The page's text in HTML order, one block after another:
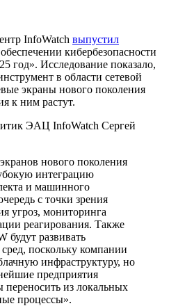
InfoWatch выпустил
кибербезопасности
год». Исследование показало,
в области сетевой
экраны нового поколения
к ним растут.
ЭАЦ InfoWatch Сергей
нового поколения
интеграцию
и машинного
с точки зрения
угроз, мониторинга
реагирования. Также
развивать
поскольку компании
инфраструктуру, но
предприятия
переносить из локальных
процессы».